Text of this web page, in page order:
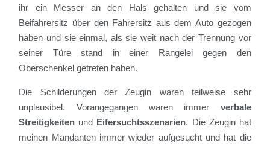
ihr ein Messer an den Hals gehalten und sie vom
Beifahrersitz über den Fahrersitz aus dem Auto gezogen
haben und sie einmal, als sie weit nach der Trennung vor
seiner Türe stand in einer Rangelei gegen den
Oberschenkel getreten haben.
Die Schilderungen der Zeugin waren teilweise sehr
unplausibel. Vorangegangen waren immer verbale
Streitigkeiten und Eifersuchtsszenarien. Die Zeugin hat
meinen Mandanten immer wieder aufgesucht und hat die